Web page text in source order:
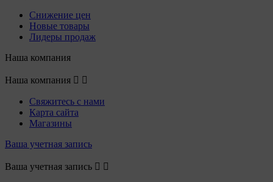
Снижение цен
Новые товары
Лидеры продаж
Наша компания
Наша компания  
Свяжитесь с нами
Карта сайта
Магазины
Ваша учетная запись
Ваша учетная запись  